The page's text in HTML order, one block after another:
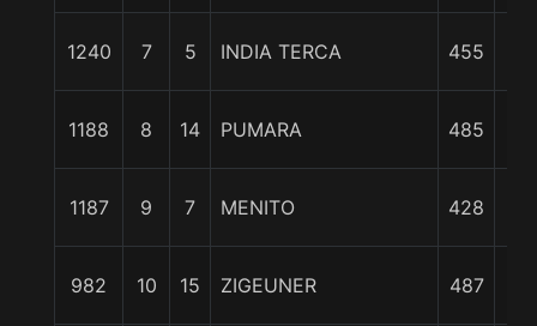
1240 7 5 INDIA TERCA 455
1188 8 14 PUMARA 485
1187 9 7 MENITO 428
982 10 15 ZIGEUNER 487